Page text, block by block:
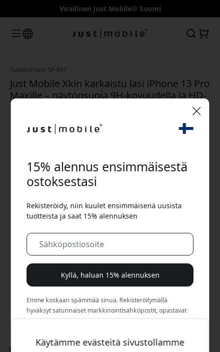
Virallinen Just Mobile® Suomi
Tuotenumero: SP-867
Just Mobile Xkin karkaistu lasi iPhone 13 Pro
Maxille – näytönsuoja 9H-kovuudella ja HD-
tarkkuudella ohuessa muotoilussa
Käytämme evästeitä sivustollamme
15% alennus ensimmäisestä
ostoksestasi
Rekisteröidy, niin kuulet ensimmäisenä uusista
tuotteista ja saat 15% alennuksen
Kyllä, haluan 15% alennuksen
Emme koskaan spämmää sinua. Rekisteröitymällä
hyväksyt satunnaiset markkinointisähköpostit, opastavat
Ei, maksan mieluummin täyden hinnan.
🎉 Alennuskoodisi:
Käytä tätä koodia kassalla saadaksesi 15%
alennuksen.